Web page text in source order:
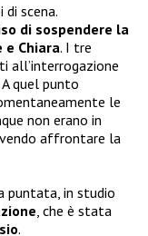
scena.
di sospendere la
Chiara. I tre
all’interrogazione
quel punto
le
non erano in
affrontare la
puntata, in studio
, che è stata
.